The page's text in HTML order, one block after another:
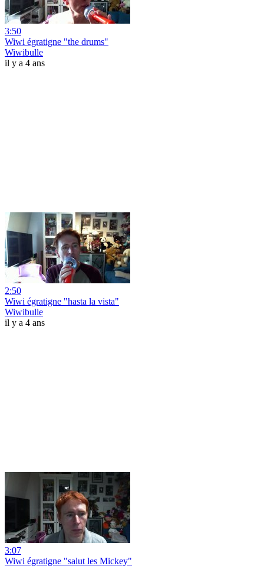
3:50
Wiwi égratigne "the drums"
Wiwibulle
il y a 4 ans
2:50
Wiwi égratigne "hasta la vista"
Wiwibulle
il y a 4 ans
3:07
Wiwi égratigne "salut les Mickey"